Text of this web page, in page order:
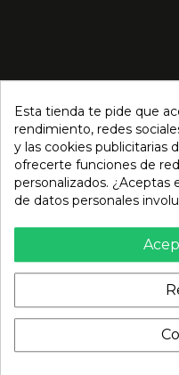
Esta tienda te pide que
rendimiento, redes
y las cookies publicitarias
ofrecerte funciones de
personalizados. ¿Aceptas
de datos personales